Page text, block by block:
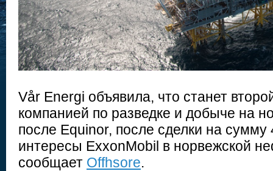
Vår Energi объявила, что станет
компанией по разведке и добыче на
после Equinor, после сделки на
интересы ExxonMobil в норвежской
cообщает Offhsore.